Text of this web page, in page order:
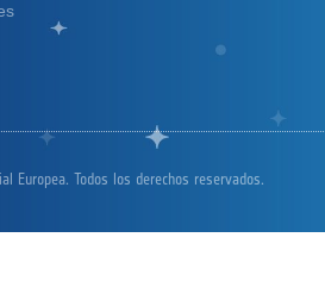
Europea. Todos los derechos reservados.